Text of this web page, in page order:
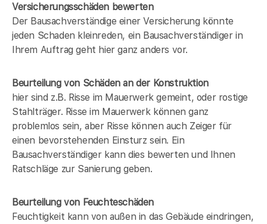
Versicherungsschäden bewerten
Der Bausachverständige einer Versicherung könnte
jeden Schaden kleinreden, ein Bausachverständiger in
Ihrem Auftrag geht hier ganz anders vor.
Beurteilung von Schäden an der Konstruktion
hier sind z.B. Risse im Mauerwerk gemeint, oder rostige
Stahlträger. Risse im Mauerwerk können ganz
problemlos sein, aber Risse können auch Zeiger für
einen bevorstehenden Einsturz sein. Ein
Bausachverständiger kann dies bewerten und Ihnen
Ratschläge zur Sanierung geben.
Beurteilung von Feuchteschäden
Feuchtigkeit kann von außen in das Gebäude eindringen,